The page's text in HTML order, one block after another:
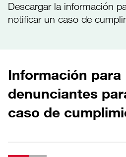
Descargar la información
notificar un caso de
Información para
denunciantes
caso de